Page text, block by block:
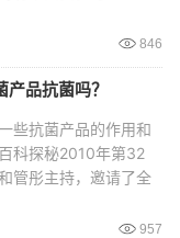
846
品抗菌吗？
些抗菌产品的作用和
科探秘2010年第32
管彤主持，邀请了全
957